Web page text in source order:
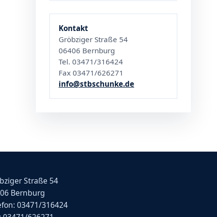
Kontakt
Gröbziger Straße 54
06406 Bernburg
Tel. 03471/316424
Fax 03471/626271
info@stbschunke.de
Straße 54
Bernburg
03471/316424